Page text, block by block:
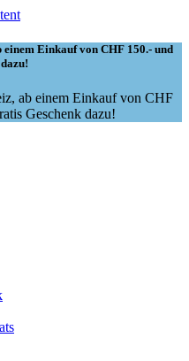
Einkauf von CHF 150.- und
ab einem Einkauf von CHF
Geschenk dazu!